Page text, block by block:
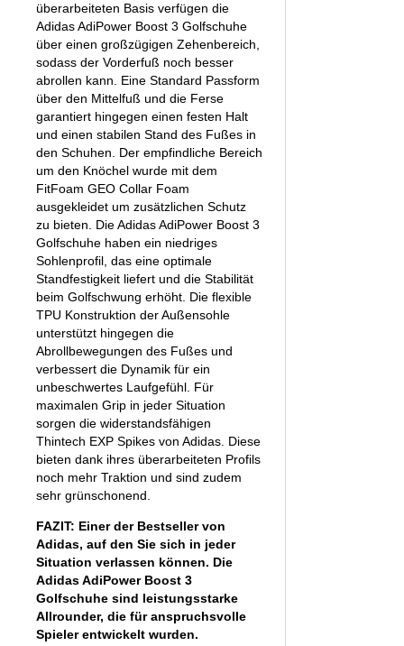
überarbeiteten Basis verfügen die
Adidas AdiPower Boost 3 Golfschuhe
über einen großzügigen Zehenbereich,
sodass der Vorderfuß noch besser
abrollen kann. Eine Standard Passform
über den Mittelfuß und die Ferse
garantiert hingegen einen festen Halt
und einen stabilen Stand des Fußes in
den Schuhen. Der empfindliche Bereich
um den Knöchel wurde mit dem
FitFoam GEO Collar Foam
ausgekleidet um zusätzlichen Schutz
zu bieten. Die Adidas AdiPower Boost 3
Golfschuhe haben ein niedriges
Sohlenprofil, das eine optimale
Standfestigkeit liefert und die Stabilität
beim Golfschwung erhöht. Die flexible
TPU Konstruktion der Außensohle
unterstützt hingegen die
Abrollbewegungen des Fußes und
verbessert die Dynamik für ein
unbeschwertes Laufgefühl. Für
maximalen Grip in jeder Situation
sorgen die widerstandsfähigen
Thintech EXP Spikes von Adidas. Diese
bieten dank ihres überarbeiteten Profils
noch mehr Traktion und sind zudem
sehr grünschonend.
FAZIT: Einer der Bestseller von
Adidas, auf den Sie sich in jeder
Situation verlassen können. Die
Adidas AdiPower Boost 3
Golfschuhe sind leistungsstarke
Allrounder, die für anspruchsvolle
Spieler entwickelt wurden.